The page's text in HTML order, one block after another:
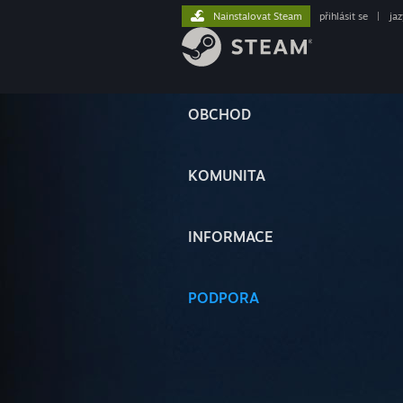
OBCHOD
KOMUNITA
INFORMACE
PODPORA
Nainstalovat Steam přihlásit se